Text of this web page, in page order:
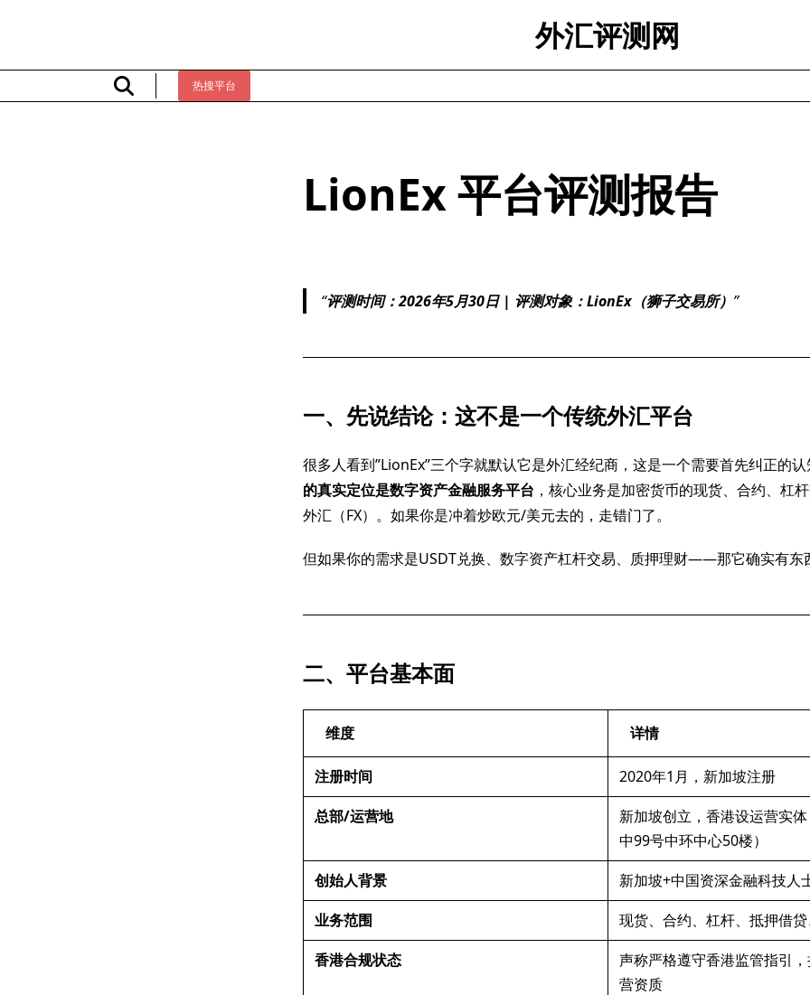
外汇评测网
热搜平台
LionEx 平台评测报告
评测时间：2026年5月30日 | 评测对象：LionEx（狮子交易所）
一、先说结论：这不是一个传统外汇平台
很多人看到”LionEx”三个字就默认它是外汇经纪商，这是一个需要首先纠正的认
的真实定位是数字资产金融服务平台 ，核心业务是加密货币的现货、合约、杠
外汇（FX）。如果你是冲着炒欧元/美元去的，走错门了。
但如果你的需求是USDT兑换、数字资产杠杆交易、质押理财——那它确实有东
二、平台基本面
维度 详情
注册时间
2020年1月，新加坡注册
总部/运营地
新加坡创立，香港设运营实
中99号中环中心50楼）
创始人背景
新加坡+中国资深金融科技人
业务范围
现货、合约、杠杆、抵押借
香港合规状态
声称严格遵守香港监管指引
营资质